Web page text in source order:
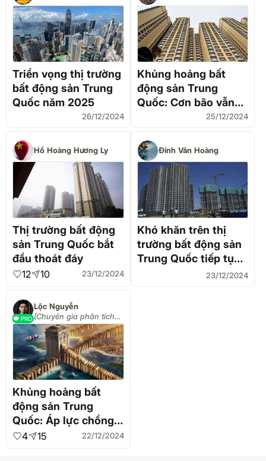
Triển vọng thị trường
bất động sản Trung
Quốc năm 2025
26/12/2024
Khủng hoảng bất
động sản Trung
Quốc: Cơn bão vẫn
25/12/2024
Hồ Hoàng Hương Ly
Thị trường bất động
sản Trung Quốc bắt
đầu thoát đáy
12 10 23/12/2024
Đinh Văn Hoàng
Khó khăn trên thị
trường bất động sản
Trung Quốc tiếp tục
23/12/2024
PRO
Lộc Nguyễn
(Chuyên gia phân tích
tài chính chứng khoán)
Khủng hoảng bất
động sản Trung
Quốc: Áp lực chồng
chất sau 5 năm, điều
4 15 22/12/2024